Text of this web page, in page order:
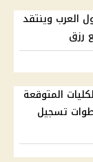
العرب وينتقد
رزق
الثانية 2026.. الكليات المتوقعة
تسجيل